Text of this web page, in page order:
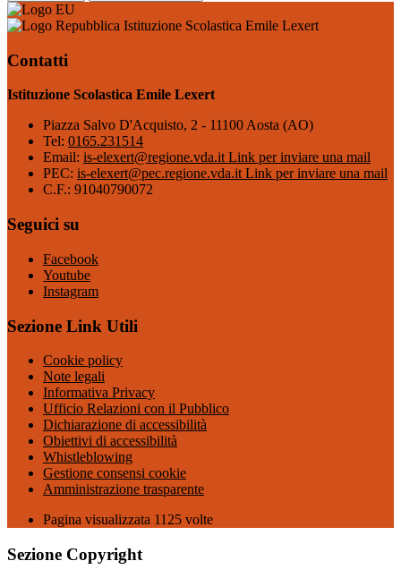
Istituzione Scolastica Emile Lexert
Contatti
Istituzione Scolastica Emile Lexert
Piazza Salvo D'Acquisto, 2 - 11100 Aosta (AO)
Tel: 0165.231514
Email: is-elexert@regione.vda.itLink per inviare una mail
PEC: is-elexert@pec.regione.vda.itLink per inviare una mail
C.F.: 91040790072
Seguici su
Facebook
Youtube
Instagram
Sezione Link Utili
Cookie policy
Note legali
Informativa Privacy
Ufficio Relazioni con il Pubblico
Dichiarazione di accessibilità
Obiettivi di accessibilità
Whistleblowing
Gestione consensi cookie
Amministrazione trasparente
Pagina visualizzata 1125 volte
Sezione Copyright